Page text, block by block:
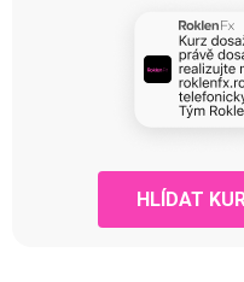
HLÍDAT